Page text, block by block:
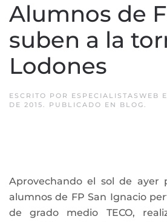
Alumnos de
suben a la
Lodones
ESCRITO POR ESPECIALISTASWEB
DE 2015. PUBLICADO EN BLOG.
Aprovechando el sol de ayer
alumnos de FP San Ignacio
de grado medio TECO,